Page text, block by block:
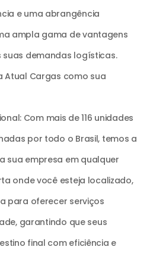
e uma abrangência
ampla gama de vantagens
demandas logísticas.
Atual Cargas como sua
Com mais de 116 unidades
por todo o Brasil, temos a
sua empresa em qualquer
onde você esteja localizado,
para oferecer serviços
garantindo que seus
final com eficiência e